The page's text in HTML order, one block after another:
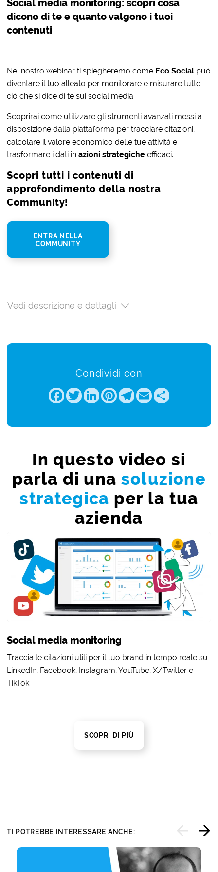
Social media monitoring: scopri cosa
dicono di te e quanto valgono i tuoi
contenuti
Nel nostro webinar ti spiegheremo come Eco Social può
diventare il tuo alleato per monitorare e misurare tutto
ciò che si dice di te sui social media.
Scoprirai come utilizzare gli strumenti avanzati messi a
disposizione dalla piattaforma per tracciare citazioni,
calcolare il valore economico delle tue attività e
trasformare i dati inazioni strategiche efficaci.
Scopri tutti i contenuti di
approfondimento della nostra
Community!
ENTRA NELLA
COMMUNITY
Vedi descrizione e dettagli
Condividi con
Facebook
TwitterLinkedIn
Pinterest
Telegram
EmailShare
In questo video si
parla di una soluzione
strategica per la tua
azienda
Social media monitoring
Traccia le citazioni utili per il tuo brand in tempo reale su
LinkedIn, Facebook, Instagram, YouTube, X/Twitter e
TikTok.
SCOPRI DI PIÙ
TI POTREBBE INTERESSARE ANCHE: